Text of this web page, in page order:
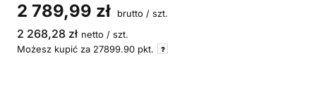
2 789,99 zł brutto / szt.
2 268,28 zł netto / szt.
Możesz kupić za 27899.90 pkt.